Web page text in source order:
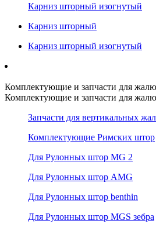
Карниз шторный изогнутый
Карниз шторный
Карниз шторный изогнутый
Комплектующие и запчасти для
Комплектующие и запчасти для
Запчасти для вертикальных
Комплектующие Римских штор
Для Рулонных штор MG 2
Для Рулонных штор AMG
Для Рулонных штор benthin
Для Рулонных штор MGS зебра